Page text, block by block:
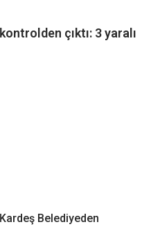
çıktı: 3 yaralı
Kardeş Belediyeden